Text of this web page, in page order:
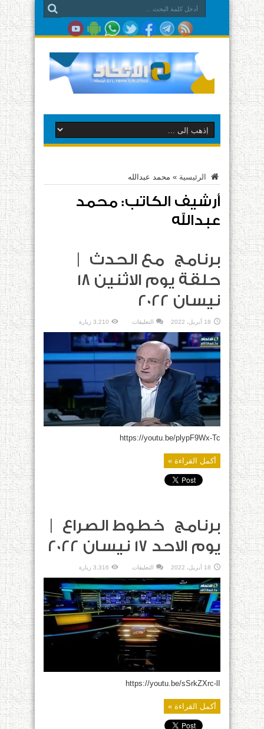
الرئيسية » محمد عبدالله
أرشيف الكاتب: محمد
عبدالله
برنامج مع الحدث |
حلقة يوم الاثنين 18
نيسان 2022
18 أبريل، 2022 التعليقات
الحدث |
حلقة
يوم
الاثنين
18
نيسان
2022
مغلقة
3,210 زيارة
https://youtu.be/plypF9Wx-Tc
أكمل القراءة »
برنامج خطوط الصراع |
يوم الاحد 17 نيسان 2022
18 أبريل، 2022 التعليقات
الصراع |
يوم
الاحد
17
نيسان
2022
مغلقة
3,316 زيارة
https://youtu.be/sSrkZXrc-lI
أكمل القراءة »